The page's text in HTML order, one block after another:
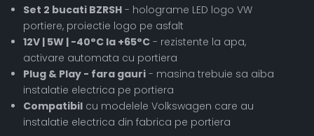
Set 2 bucati BZRSH - holograme LED logo VW
portiere, proiectie logo pe asfalt
12V | 5W | -40°C la +65°C - rezistente la apa,
activare automata cu portiera
Plug & Play - fara gauri - masina trebuie sa aiba
instalatie electrica pe portiera
Compatibil cu modelele Volkswagen care au
instalatie electrica din fabrica pe portiera